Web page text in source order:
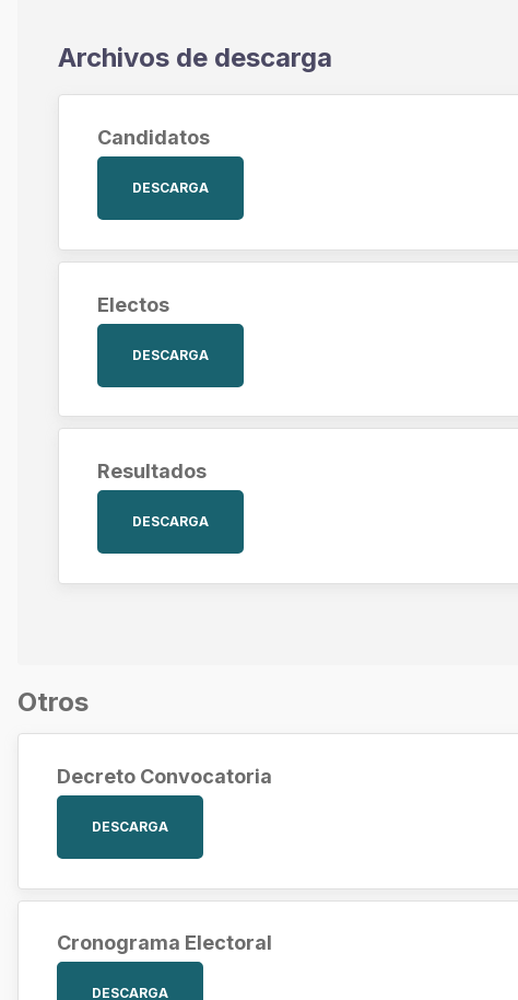
Archivos de descarga
Candidatos
DESCARGA
Electos
DESCARGA
Resultados
DESCARGA
Otros
Decreto Convocatoria
DESCARGA
Cronograma Electoral
DESCARGA